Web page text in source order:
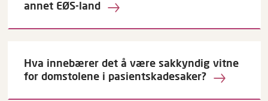
annet EØS-land
Hva innebærer det å være sakkyndig vitne
for domstolene i pasientskadesaker?